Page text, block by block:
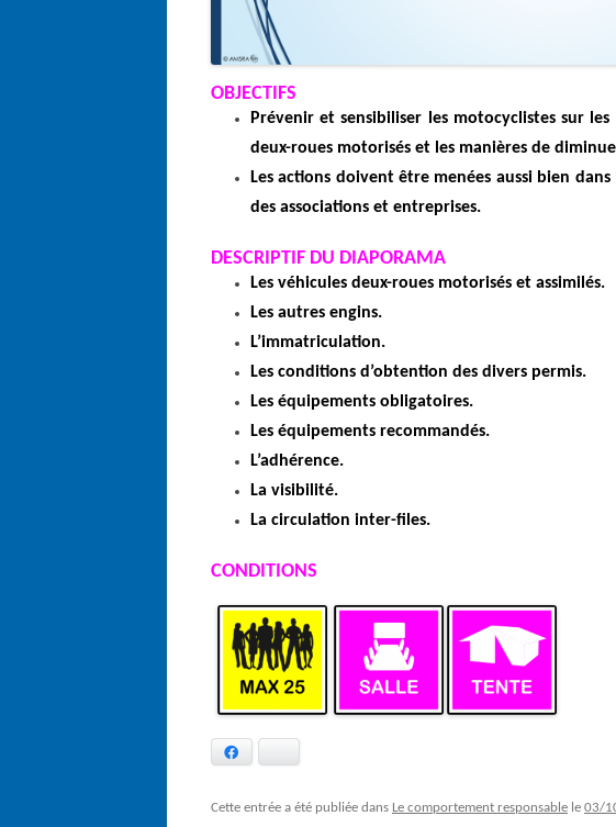
OBJECTIFS
Prévenir et sensibiliser les motocyclistes sur
deux-roues motorisés et les manières de
Les actions doivent être menées aussi bien
des associations et entreprises.
DESCRIPTIF DU DIAPORAMA
Les véhicules deux-roues motorisés et assimilés.
Les autres engins.
L’immatriculation.
Les conditions d’obtention des divers permis.
Les équipements obligatoires.
Les équipements recommandés.
L’adhérence.
La visibilité.
La circulation inter-files.
CONDITIONS
Cette entrée a été publiée dans Le comportement responsable le 03/